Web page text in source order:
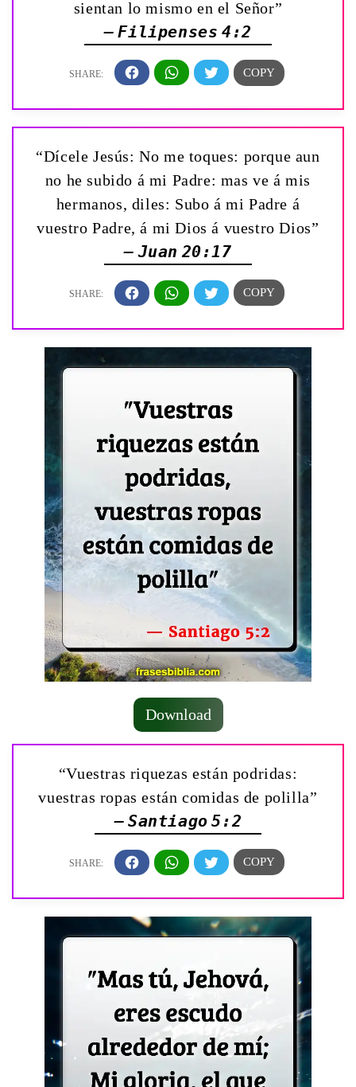
sientan lo mismo en el Señor”
— Filipenses 4:2
“Dícele Jesús: No me toques: porque aun
no he subido á mi Padre: mas ve á mis
hermanos, diles: Subo á mi Padre á
vuestro Padre, á mi Dios á vuestro Dios”
— Juan 20:17
Download
“Vuestras riquezas están podridas:
vuestras ropas están comidas de polilla”
— Santiago 5:2